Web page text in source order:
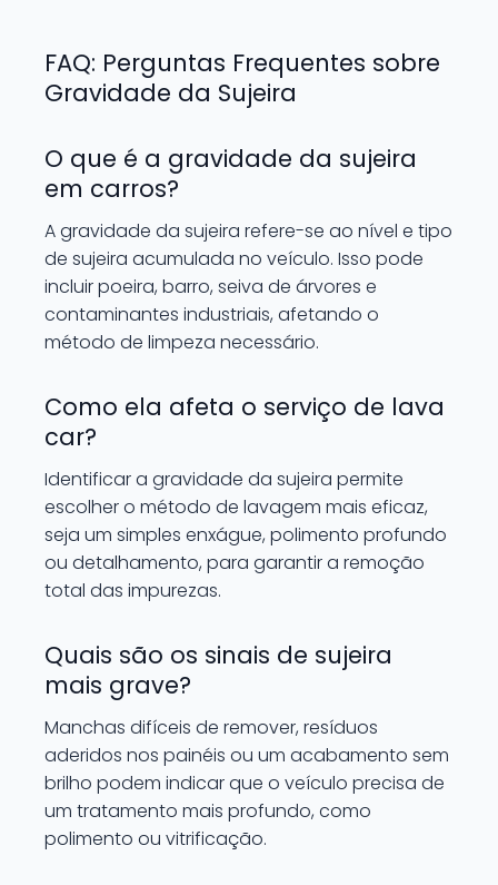
FAQ: Perguntas Frequentes sobre
Gravidade da Sujeira
O que é a gravidade da sujeira
em carros?
A gravidade da sujeira refere-se ao nível e tipo
de sujeira acumulada no veículo. Isso pode
incluir poeira, barro, seiva de árvores e
contaminantes industriais, afetando o
método de limpeza necessário.
Como ela afeta o serviço de lava
car?
Identificar a gravidade da sujeira permite
escolher o método de lavagem mais eficaz,
seja um simples enxágue, polimento profundo
ou detalhamento, para garantir a remoção
total das impurezas.
Quais são os sinais de sujeira
mais grave?
Manchas difíceis de remover, resíduos
aderidos nos painéis ou um acabamento sem
brilho podem indicar que o veículo precisa de
um tratamento mais profundo, como
polimento ou vitrificação.